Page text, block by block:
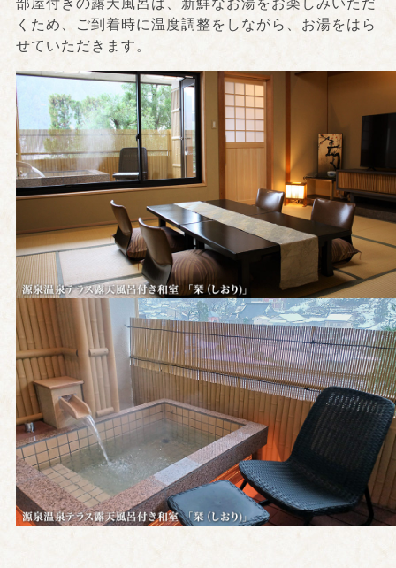
部屋付きの露天風呂は、新鮮なお湯をお楽しみいただ
くため、ご到着時に温度調整をしながら、お湯をはら
せていただきます。